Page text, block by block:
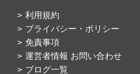
利用規約
プライバシー・ポリシー
免責事項
運営者情報 お問い合わせ
ブログ一覧